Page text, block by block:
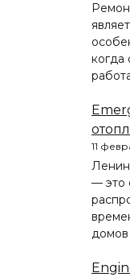
когда
11
— это
домов